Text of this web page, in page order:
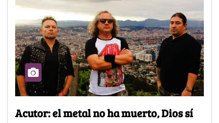
Acutor: el metal no ha muerto, Dios sí